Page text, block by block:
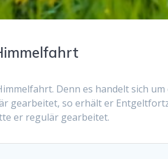
Denn es handelt sich um
gearbeitet, so erhält er
er regulär gearbeitet.